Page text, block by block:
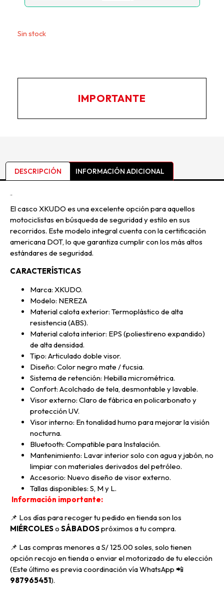
existencias.
IMPORTANTE
DESCRIPCIÓN INFORMACIÓN ADICIONAL
El casco XKUDO es una excelente opción para aquellos
motociclistas en búsqueda de seguridad y estilo en sus
recorridos. Este modelo integral cuenta con la certificación
americana DOT, lo que garantiza cumplir con los más altos
estándares de seguridad.
CARACTERÍSTICAS
Marca: XKUDO.
Modelo: NEREZA
Material calota exterior: Termoplástico de alta
resistencia (ABS).
Material calota interior: EPS (poliestireno expandido)
de alta densidad.
Tipo: Articulado doble visor.
Diseño: Color negro mate / fucsia.
Sistema de retención: Hebilla micrométrica.
Confort: Acolchado de tela, desmontable y lavable.
Visor externo: Claro de fábrica en policarbonato y
protección UV.
Visor interno: En tonalidad humo para mejorar la visión
nocturna.
Bluetooth: Compatible para Instalación.
Mantenimiento: Lavar interior solo con agua y jabón, no
limpiar con materiales derivados del petróleo.
Accesorio: Nuevo diseño de visor externo.
Tallas disponibles: S, M y L.
Información importante:
📌 Los días para recoger tu pedido en tienda son los
MIÉRCOLESo SÁBADOSpróximos a tu compra.
📌 Las compras menores a S/ 125.00 soles, solo tienen
opción recojo en tienda o enviar el motorizado de tu elección
(Este último es previa coordinación vía WhatsApp 📲
987965451).